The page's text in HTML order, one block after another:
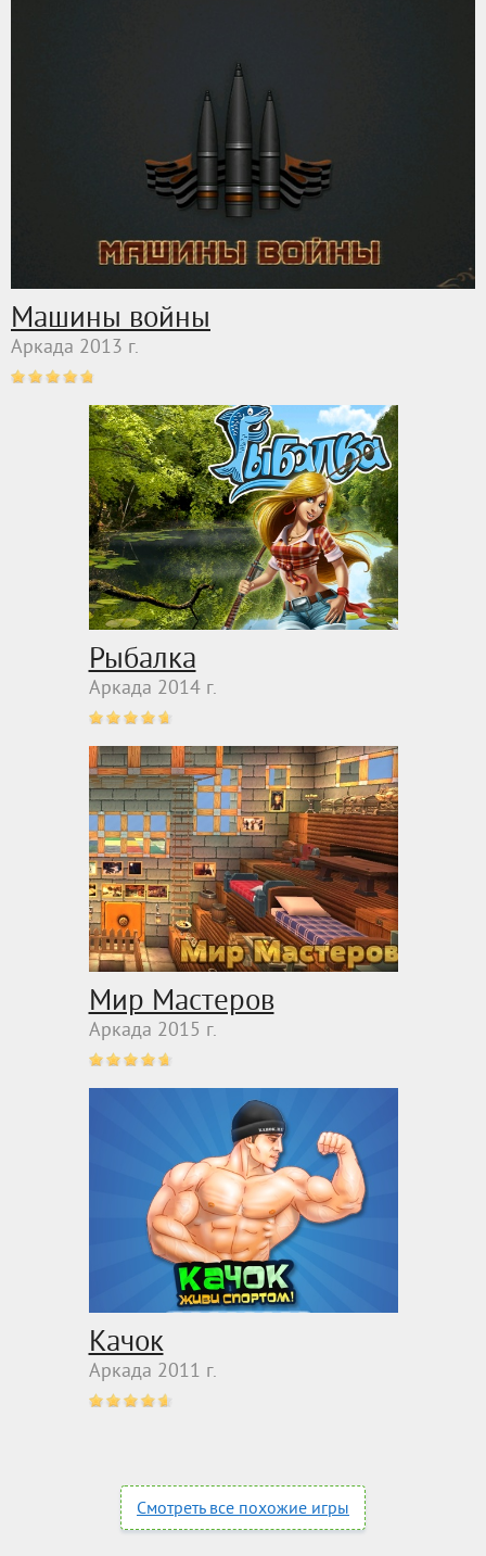
Машины войны
Аркада 2013 г.
Рыбалка
Аркада 2014 г.
Мир Мастеров
Аркада 2015 г.
Качок
Аркада 2011 г.
Смотреть все похожие игры